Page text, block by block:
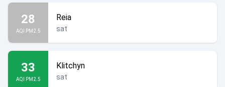
28
AQI PM2.5
Reia
sat
33
AQI PM2.5
Klitchyn
sat